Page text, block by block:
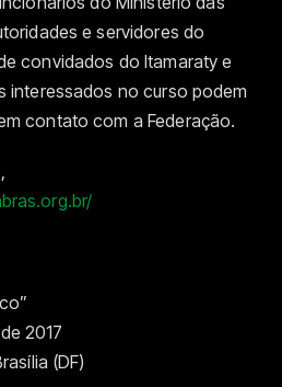
e servidores do
convidados do Itamaraty e
interessados no curso podem
contato com a Federação.
2017
(DF)